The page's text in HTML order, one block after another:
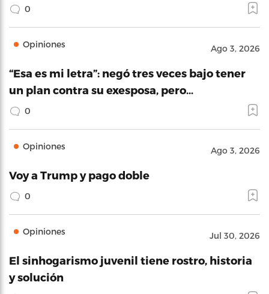
0
Opiniones Ago 3, 2026
“Esa es mi letra”: negó tres veces bajo tener
un plan contra su exesposa, pero…
0
Opiniones Ago 3, 2026
Voy a Trump y pago doble
0
Opiniones Jul 30, 2026
El sinhogarismo juvenil tiene rostro, historia
y solución